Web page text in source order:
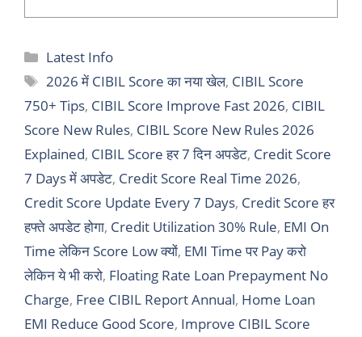
Categories
Latest Info
Tags
2026 में CIBIL Score का नया खेल, CIBIL Score
750+ Tips, CIBIL Score Improve Fast 2026, CIBIL
Score New Rules, CIBIL Score New Rules 2026
Explained, CIBIL Score हर 7 दिन अपडेट, Credit Score
7 Days में अपडेट, Credit Score Real Time 2026,
Credit Score Update Every 7 Days, Credit Score हर
हफ्ते अपडेट होगा, Credit Utilization 30% Rule, EMI On
Time लेकिन Score Low क्यों, EMI Time पर Pay करो
लेकिन ये भी करो, Floating Rate Loan Prepayment No
Charge, Free CIBIL Report Annual, Home Loan
EMI Reduce Good Score, Improve CIBIL Score